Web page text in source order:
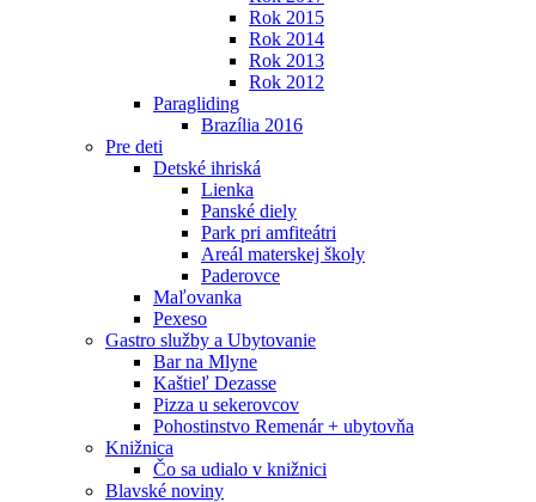
Rok 2015
Rok 2014
Rok 2013
Rok 2012
Paragliding
Brazília 2016
Pre deti
Detské ihriská
Lienka
Panské diely
Park pri amfiteátri
Areál materskej školy
Paderovce
Maľovanka
Pexeso
Gastro služby a Ubytovanie
Bar na Mlyne
Kaštieľ Dezasse
Pizza u sekerovcov
Pohostinstvo Remenár + ubytovňa
Knižnica
Čo sa udialo v knižnici
Blavské noviny